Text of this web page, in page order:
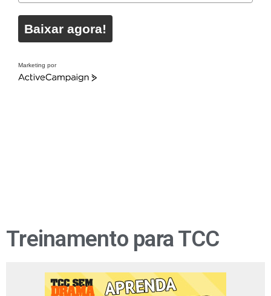
Baixar agora!
Marketing por
ActiveCampaign
Treinamento para TCC